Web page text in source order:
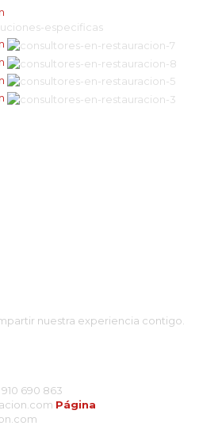
nuestra experiencia contigo.
910 690 863
Página